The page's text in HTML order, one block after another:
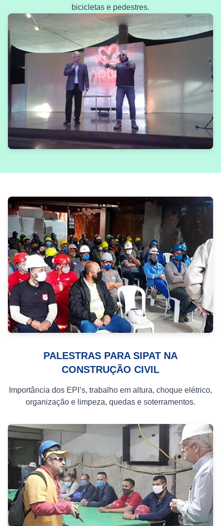
bicicletas e pedestres.
PALESTRAS PARA SIPAT NA
CONSTRUÇÃO CIVIL
Importância dos EPI’s, trabalho em altura, choque elétrico,
organização e limpeza, quedas e soterramentos.